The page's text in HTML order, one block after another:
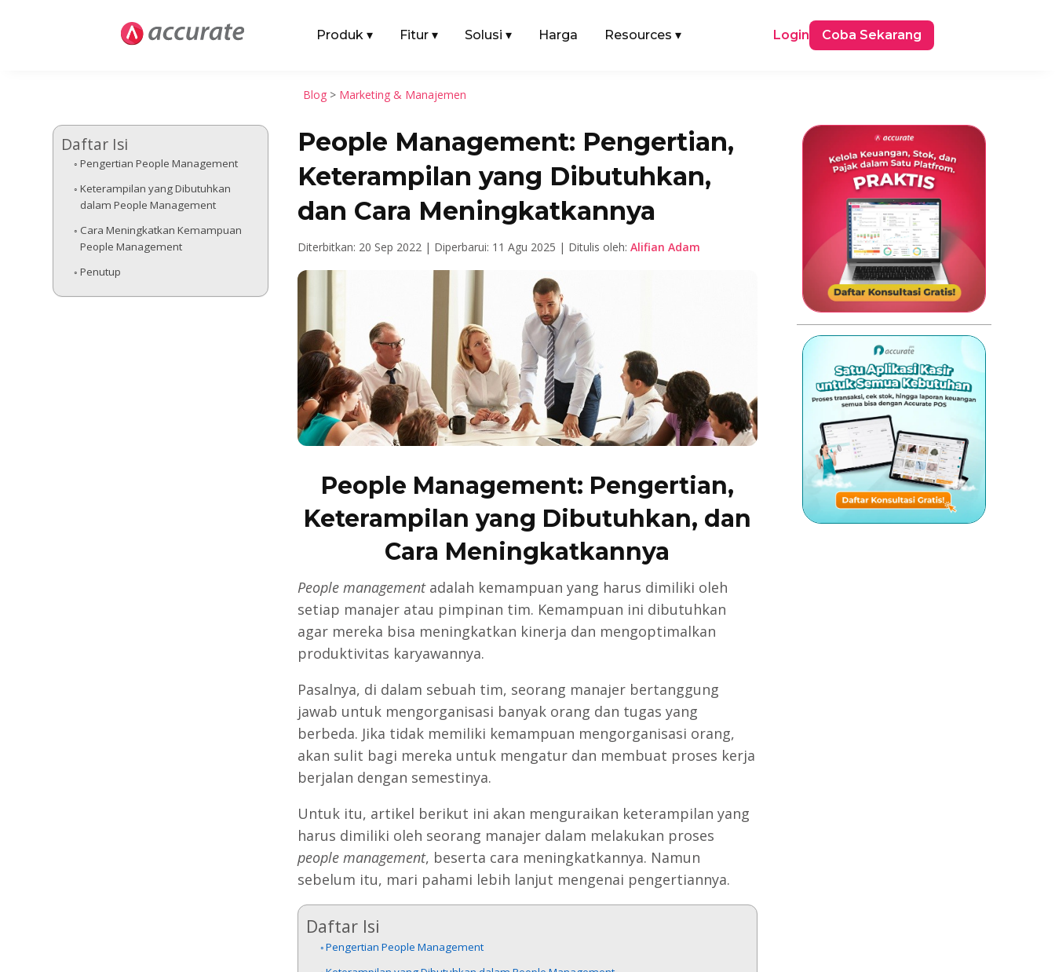
Produk ▾ Fitur ▾ Solusi ▾ Harga Resources ▾ Login Coba Sekarang
Blog > Marketing & Manajemen
Daftar Isi
Pengertian People Management
Keterampilan yang Dibutuhkan
dalam People Management
Cara Meningkatkan Kemampuan
People Management
Penutup
People Management: Pengertian,
Keterampilan yang Dibutuhkan,
dan Cara Meningkatkannya
Diterbitkan: 20 Sep 2022 | Diperbarui: 11 Agu 2025 | Ditulis oleh: Alifian Adam
People Management: Pengertian,
Keterampilan yang Dibutuhkan, dan
Cara Meningkatkannya
People managementadalah kemampuan yang harus dimiliki oleh
setiap manajer atau pimpinan tim. Kemampuan ini dibutuhkan
agar mereka bisa meningkatkan kinerja dan mengoptimalkan
produktivitas karyawannya.
Pasalnya, di dalam sebuah tim, seorang manajer bertanggung
jawab untuk mengorganisasi banyak orang dan tugas yang
berbeda. Jika tidak memiliki kemampuan mengorganisasi orang,
akan sulit bagi mereka untuk mengatur dan membuat proses kerja
berjalan dengan semestinya.
Untuk itu, artikel berikut ini akan menguraikan keterampilan yang
harus dimiliki oleh seorang manajer dalam melakukan proses
people management, beserta cara meningkatkannya. Namun
sebelum itu, mari pahami lebih lanjut mengenai pengertiannya.
Daftar Isi
Pengertian People Management